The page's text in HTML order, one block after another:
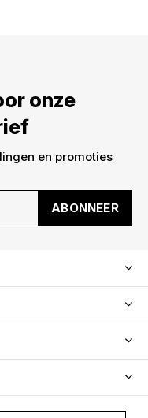
onze
en promoties
ABONNEER